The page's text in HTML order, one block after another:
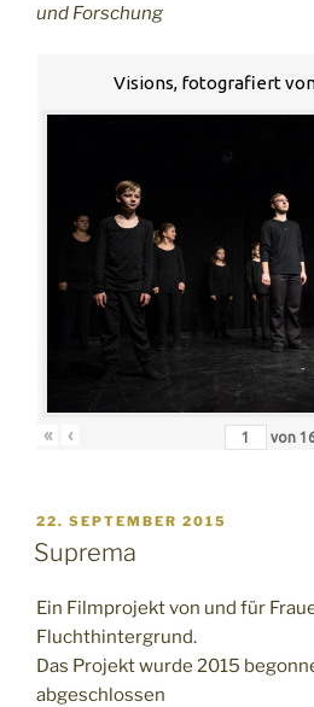
und Forschung
Visions, fotografiert
« ‹ von
VERÖFFENTLICHT
AM
22. SEPTEMBER 2015
Suprema
Ein Filmprojekt von und für
Fluchthintergrund.
Das Projekt wurde 2015
abgeschlossen